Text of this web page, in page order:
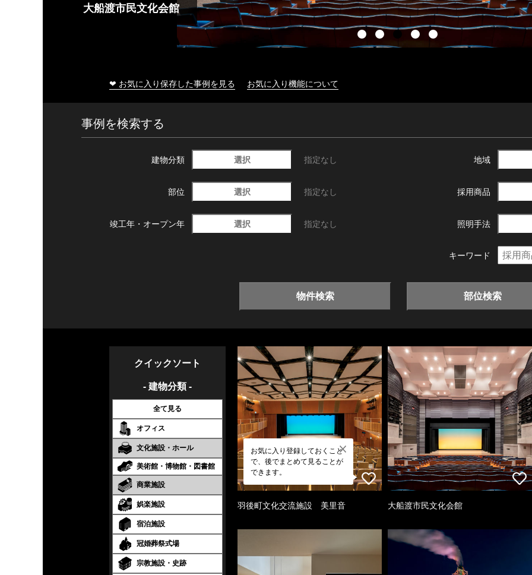
大船渡市民文化会館
❤ お気に入り保存した事例を見る お気に入り機能について
事例を検索する
建物分類 選択 指定なし 地域
部位 選択 指定なし 採用商品
竣工年・ オープン年 選択 指定なし 照明手法
キーワード
物件検索 部位検索
クイックソート
- 建物分類 -
全て見る
オフィス
文化施設・ホール
美術館・博物館・図書館
商業施設
娯楽施設
宿泊施設
冠婚葬祭式場
宗教施設・史跡
お気に入り登録しておくこと
で、後でまとめて見ることが
できます。
羽後町文化交流施設 美里音 大船渡市民文化会館